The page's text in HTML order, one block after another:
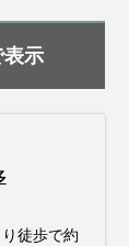
示
徒歩で約